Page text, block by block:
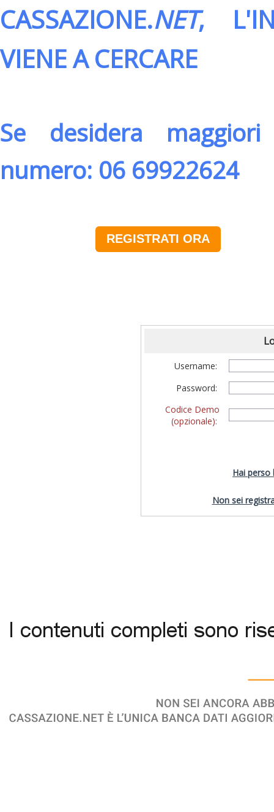
CASSAZIONE.NET,
VIENE A CERCARE
Se desidera
numero: 06 69922624
REGISTRATI ORA
Username:
Password:
Codice Demo
(opzionale):
Hai perso
Non sei